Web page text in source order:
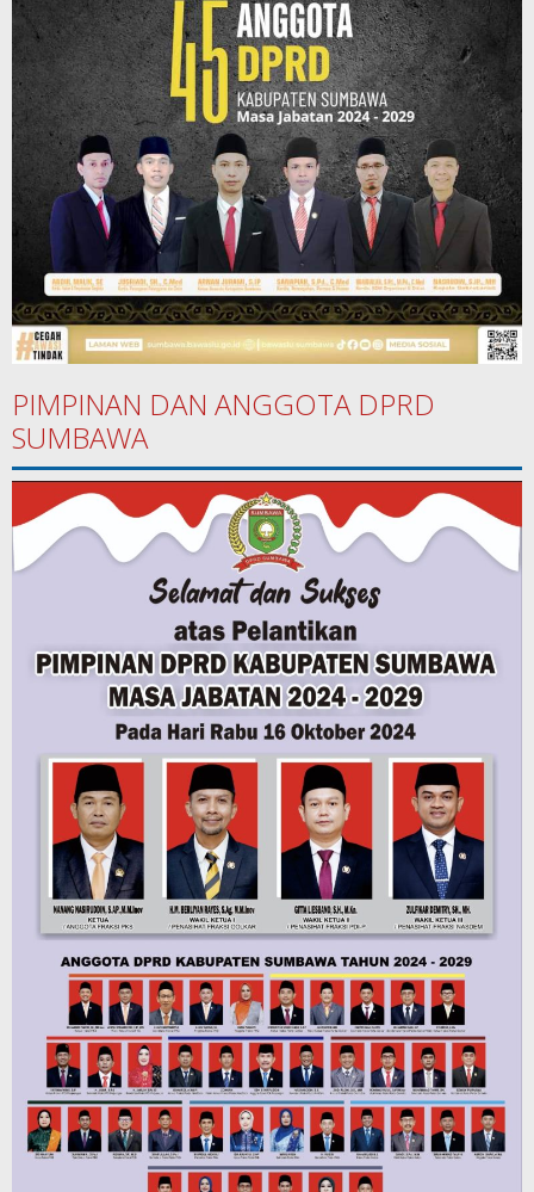
PIMPINAN DAN ANGGOTA DPRD
SUMBAWA